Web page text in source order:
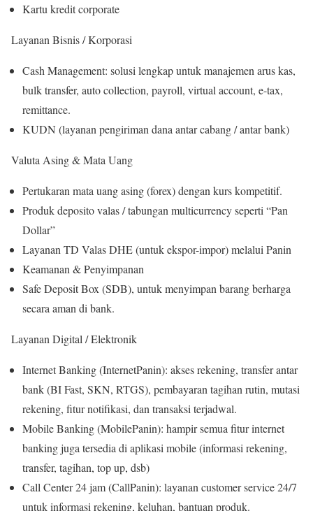
Kartu kredit corporate
Layanan Bisnis / Korporasi
Cash Management: solusi lengkap untuk manajemen arus kas,
bulk transfer, auto collection, payroll, virtual account, e-tax,
remittance.
KUDN (layanan pengiriman dana antar cabang / antar bank)
Valuta Asing & Mata Uang
Pertukaran mata uang asing (forex) dengan kurs kompetitif.
Produk deposito valas / tabungan multicurrency seperti “Pan
Dollar”
Layanan TD Valas DHE (untuk ekspor-impor) melalui Panin
Keamanan & Penyimpanan
Safe Deposit Box (SDB), untuk menyimpan barang berharga
secara aman di bank.
Layanan Digital / Elektronik
Internet Banking (InternetPanin): akses rekening, transfer antar
bank (BI Fast, SKN, RTGS), pembayaran tagihan rutin, mutasi
rekening, fitur notifikasi, dan transaksi terjadwal.
Mobile Banking (MobilePanin): hampir semua fitur internet
banking juga tersedia di aplikasi mobile (informasi rekening,
transfer, tagihan, top up, dsb)
Call Center 24 jam (CallPanin): layanan customer service 24/7
untuk informasi rekening, keluhan, bantuan produk.